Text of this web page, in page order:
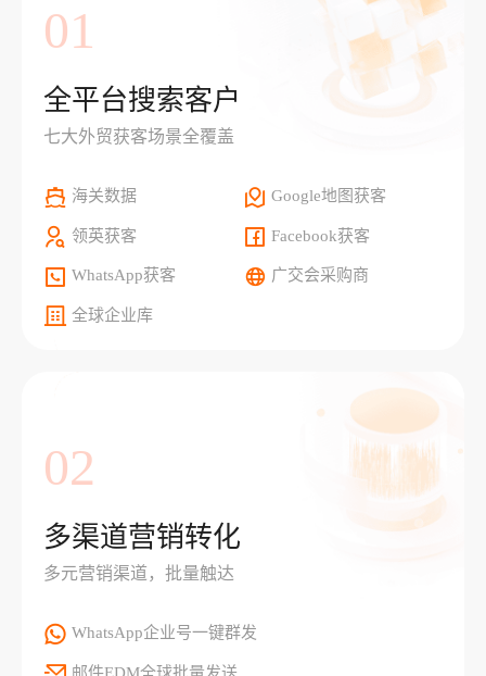
01
全平台搜索客户
七大外贸获客场景全覆盖
海关数据 Google地图获客
领英获客 Facebook获客
WhatsApp获客 广交会采购商
全球企业库
02
多渠道营销转化
多元营销渠道，批量触达
WhatsApp企业号一键群发